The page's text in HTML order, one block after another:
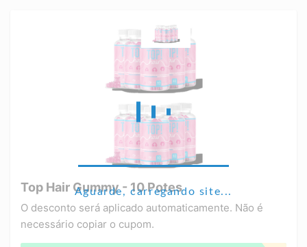
Aguarde, carregando site...
Top Hair Gummy - 10 Potes
O desconto será aplicado automaticamente. Não é
necessário copiar o cupom.